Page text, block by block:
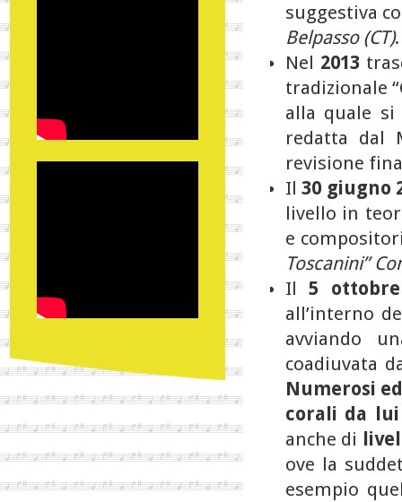
suggestiva
Belpasso (CT).
Nel 2013
tradizionale
alla quale si
redatta dal
revisione
Il30 giugno
livello in
e
Toscanini”
Il5 ottobre
all’interno
avviando
coadiuvata
Numerosi
corali da
anche di
ove la
esempio